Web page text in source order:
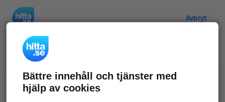
Avbryt
Verifiera ditt företag
Gör som 69 554företag
företagssida på hitta.se och syns bättre mot
Bättre innehåll och tjänster med
hjälp av cookies